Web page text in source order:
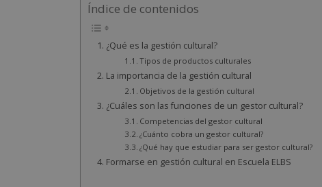
Índice de contenidos
¿Qué es la gestión cultural?
Tipos de productos culturales
La importancia de la gestión cultural
Objetivos de la gestión cultural
¿Cuáles son las funciones de un gestor cultural?
Competencias del gestor cultural
¿Cuánto cobra un gestor cultural?
¿Qué hay que estudiar para ser gestor cultural?
Formarse en gestión cultural en Escuela ELBS